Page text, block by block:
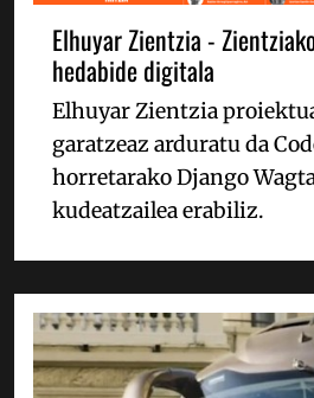
Elhuyar Zientzia -
hedabide digitala
Elhuyar Zientzia
garatzeaz arduratu da
horretarako Django
kudeatzailea erabiliz.